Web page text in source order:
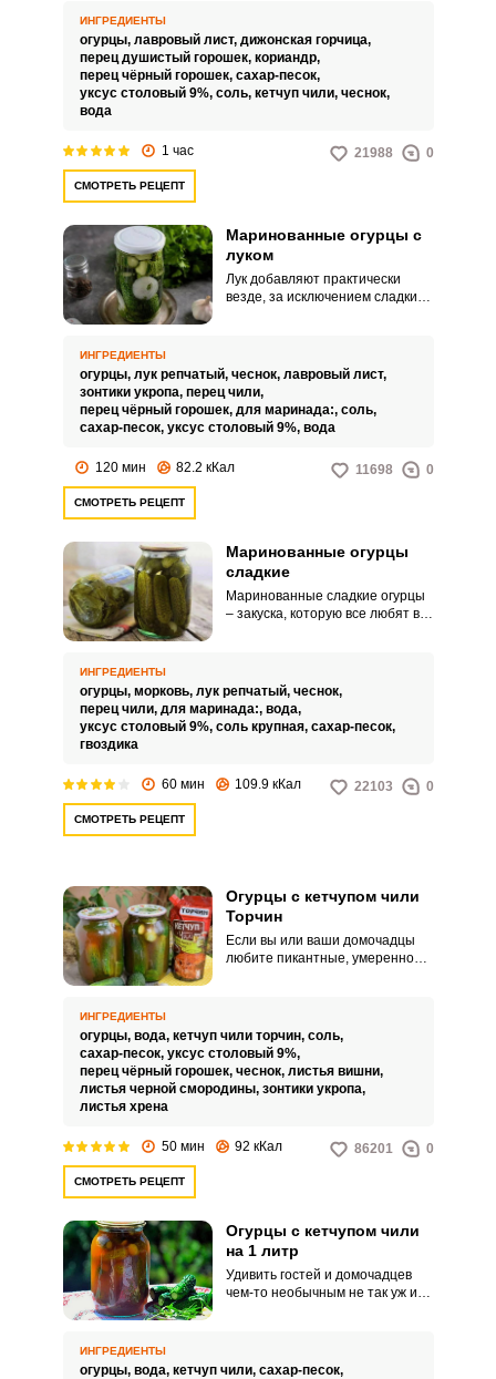
подходят к вареной или
жареной картошке в
дополнение к мясным блюдам.
ИНГРЕДИЕНТЫ
огурцы, лавровый лист, дижонская горчица,
перец душистый горошек, кориандр,
перец чёрный горошек, сахар-песок,
уксус столовый 9%, соль, кетчуп чили, чеснок,
вода
1 час 21988 0
СМОТРЕТЬ РЕЦЕПТ
Маринованные огурцы с
луком
Лук добавляют практически
везде, за исключением сладких
ИНГРЕДИЕНТЫ
огурцы, лук репчатый, чеснок, лавровый лист,
зонтики укропа, перец чили,
перец чёрный горошек, для маринада:, соль,
сахар-песок, уксус столовый 9%, вода
120 мин 82.2 кКал 11698 0
СМОТРЕТЬ РЕЦЕПТ
Маринованные огурцы
сладкие
Маринованные сладкие огурцы
– закуска, которую все любят в
одновременно острые.
ИНГРЕДИЕНТЫ
огурцы, морковь, лук репчатый, чеснок,
перец чили, для маринада:, вода,
уксус столовый 9%, соль крупная, сахар-песок,
гвоздика
60 мин 109.9 кКал 22103 0
СМОТРЕТЬ РЕЦЕПТ
Огурцы с кетчупом чили
Торчин
Если вы или ваши домочадцы
любите пикантные, умеренно
торчин. Закуска, заготовленная
на зиму по этому рецепту,
выходит хрустящей, ароматной
и очень вкусной.
ИНГРЕДИЕНТЫ
огурцы, вода, кетчуп чили торчин, соль,
сахар-песок, уксус столовый 9%,
перец чёрный горошек, чеснок, листья вишни,
листья черной смородины, зонтики укропа,
листья хрена
50 мин 92 кКал 86201 0
СМОТРЕТЬ РЕЦЕПТ
Огурцы с кетчупом чили
на 1 литр
Удивить гостей и домочадцев
чем-то необычным не так уж и
огурцы, а огурцы с кетчупом
ИНГРЕДИЕНТЫ
огурцы, вода, кетчуп чили, сахар-песок,
ЕЩЕ НЕ ЗАРЕГИСТРИРОВАННЫ?
Забыли пароль?